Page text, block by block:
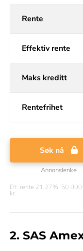
Rente
Effektiv rente
Maks kreditt
Rentefrihet
Søk nå
Annonslenke
Eff. rente 21,27%. 50
kr.
2. SAS